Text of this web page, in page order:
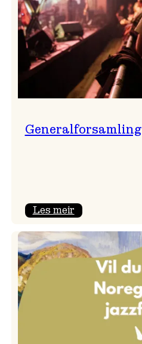
Generalforsamling
Les meir: